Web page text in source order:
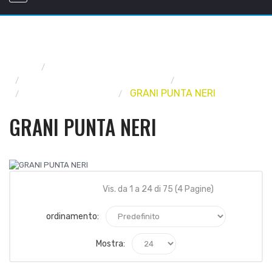
GRANI PUNTA NERI
GRANI PUNTA NERI
Vis. da 1 a 24 di 75 (4 Pagine)
ordinamento:
Mostra: